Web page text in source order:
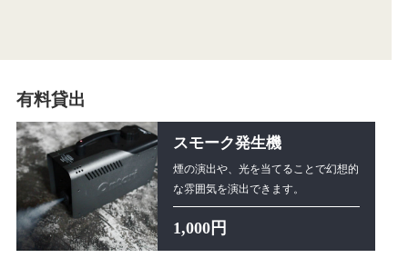
有料貸出
スモーク発生機
煙の演出や、光を当てることで幻想的
な雰囲気を演出できます。
1,000円